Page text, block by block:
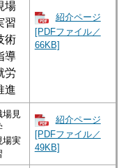
場
習
術
導
労
進
紹介ページ
[PDFファイル／
66KB]
場見
場実
紹介ページ
[PDFファイル／
49KB]